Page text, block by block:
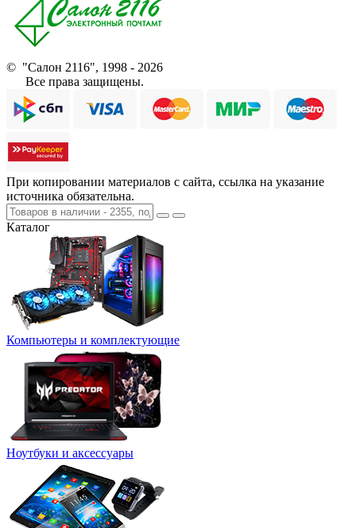
© "Салон 2116", 1998 - 2026
Все права защищены.
При копировании материалов с сайта, ссылка на указание
источника обязательна.
Каталог
Компьютеры и комплектующие
Ноутбуки и аксессуары